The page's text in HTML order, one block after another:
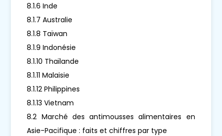
8.1.6 Inde
8.1.7 Australie
8.1.8 Taïwan
8.1.9 Indonésie
8.1.10 Thaïlande
8.1.11 Malaisie
8.1.12 Philippines
8.1.13 Vietnam
8.2 Marché des antimousses alimentaires en
Asie-Pacifique : faits et chiffres par type